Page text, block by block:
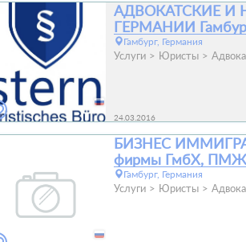
АДВОКАТСКИЕ И
ГЕРМАНИИ
Гамбург, Германия
Услуги Юристы
24.03.2016
БИЗНЕС
фирмы ГмбХ, ПМЖ
Гамбург, Германия
Услуги Юристы